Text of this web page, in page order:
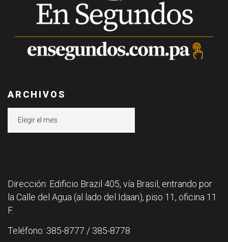
ARCHIVOS
Dirección: Edificio Brazil 405, vía Brasil, entrando por
la Calle del Agua (al lado del Idaan), piso 11, oficina 11
F.
Teléfono: 385-8777 / 385-8778